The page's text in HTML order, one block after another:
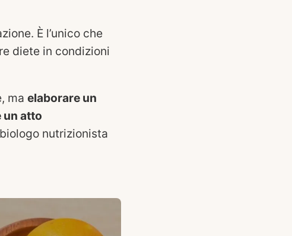
È l’unico che
diete in condizioni
ma elaborare un
un atto
nutrizionista